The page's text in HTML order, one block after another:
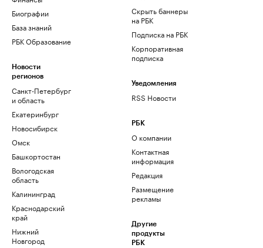
Биографии
База знаний
РБК Образование
Новости
регионов
Санкт-Петербург
и область
Екатеринбург
Новосибирск
Омск
Башкортостан
Вологодская
область
Калининград
Краснодарский
край
Нижний
Новгород
Скрыть баннеры
на РБК
Подписка на РБК
Корпоративная
подписка
Уведомления
RSS Новости
РБК
О компании
Контактная
информация
Редакция
Размещение
рекламы
Другие
продукты
РБК